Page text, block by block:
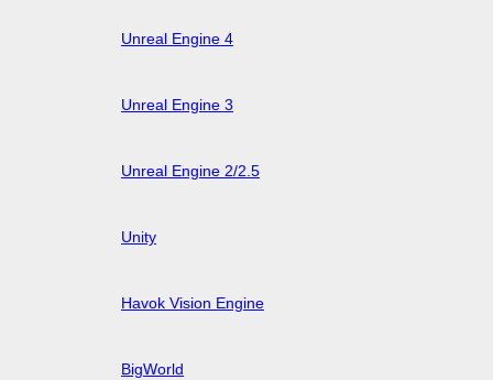
Unreal Engine 4
Unreal Engine 3
Unreal Engine 2/2.5
Unity
Havok Vision Engine
BigWorld